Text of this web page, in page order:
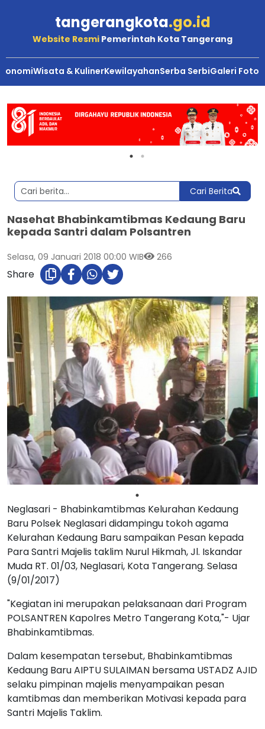
tangerangkota.go.id
Website Resmi Pemerintah Kota Tangerang
Wisata & KulinerKewilayahanSerba SerbiGaleri Foto
Cari Berita
Nasehat Bhabinkamtibmas Kedaung Baru
kepada Santri dalam Polsantren
Selasa, 09 Januari 2018 00:00 WIB 266
Share
Neglasari - Bhabinkamtibmas Kelurahan Kedaung
Baru Polsek Neglasari didampingu tokoh agama
Kelurahan Kedaung Baru sampaikan Pesan kepada
Para Santri Majelis taklim Nurul Hikmah, Jl. Iskandar
Muda RT. 01/03, Neglasari, Kota Tangerang. Selasa
(9/01/2017)
"Kegiatan ini merupakan pelaksanaan dari Program
POLSANTREN Kapolres Metro Tangerang Kota,"- Ujar
Bhabinkamtibmas.
Dalam kesempatan tersebut, Bhabinkamtibmas
Kedaung Baru AIPTU SULAIMAN bersama USTADZ AJID
selaku pimpinan majelis menyampaikan pesan
kamtibmas dan memberikan Motivasi kepada para
Santri Majelis Taklim.